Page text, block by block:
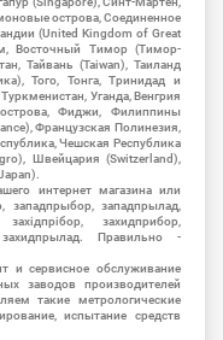
острова, Соединенное
(United Kingdom of Great
Восточный Тимор (Тимор-
Тайвань (Taiwan), Таиланд
Того, Тонга, Тринидад и
Уганда, Венгрия
острова, Фиджи, Филиппины
Французская Полинезия,
Чешская Республика
Швейцария (Switzerland),
интернет магазина или
западпрылад,
захидприбор,
захидпрылад. Правильно -
и сервисное обслуживание
заводов производителей
такие метрологические
испытание средств